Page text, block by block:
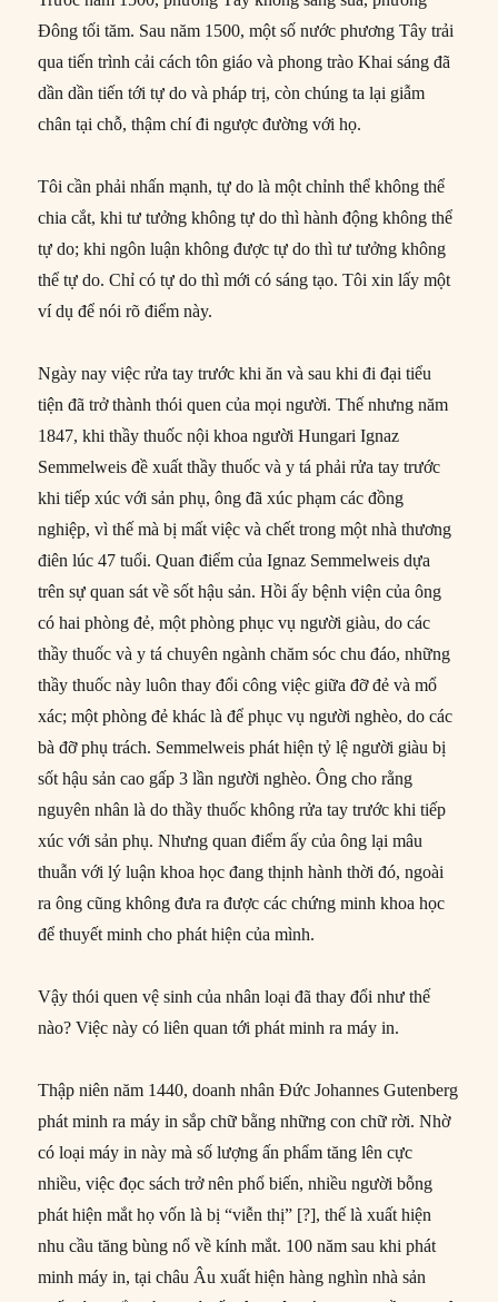
Đông tối tăm. Sau năm 1500, một số nước phương Tây trải
qua tiến trình cải cách tôn giáo và phong trào Khai sáng đã
dần dần tiến tới tự do và pháp trị, còn chúng ta lại giẫm
chân tại chỗ, thậm chí đi ngược đường với họ.
Tôi cần phải nhấn mạnh, tự do là một chỉnh thể không thể
chia cắt, khi tư tưởng không tự do thì hành động không thể
tự do; khi ngôn luận không được tự do thì tư tưởng không
thể tự do. Chỉ có tự do thì mới có sáng tạo. Tôi xin lấy một
ví dụ để nói rõ điểm này.
Ngày nay việc rửa tay trước khi ăn và sau khi đi đại tiểu
tiện đã trở thành thói quen của mọi người. Thế nhưng năm
1847, khi thầy thuốc nội khoa người Hungari Ignaz
Semmelweis đề xuất thầy thuốc và y tá phải rửa tay trước
khi tiếp xúc với sản phụ, ông đã xúc phạm các đồng
nghiệp, vì thế mà bị mất việc và chết trong một nhà thương
điên lúc 47 tuổi. Quan điểm của Ignaz Semmelweis dựa
trên sự quan sát về sốt hậu sản. Hồi ấy bệnh viện của ông
có hai phòng đẻ, một phòng phục vụ người giàu, do các
thầy thuốc và y tá chuyên ngành chăm sóc chu đáo, những
thầy thuốc này luôn thay đổi công việc giữa đỡ đẻ và mổ
xác; một phòng đẻ khác là để phục vụ người nghèo, do các
bà đỡ phụ trách. Semmelweis phát hiện tỷ lệ người giàu bị
sốt hậu sản cao gấp 3 lần người nghèo. Ông cho rằng
nguyên nhân là do thầy thuốc không rửa tay trước khi tiếp
xúc với sản phụ. Nhưng quan điểm ấy của ông lại mâu
thuẫn với lý luận khoa học đang thịnh hành thời đó, ngoài
ra ông cũng không đưa ra được các chứng minh khoa học
để thuyết minh cho phát hiện của mình.
Vậy thói quen vệ sinh của nhân loại đã thay đổi như thế
nào? Việc này có liên quan tới phát minh ra máy in.
Thập niên năm 1440, doanh nhân Đức Johannes Gutenberg
phát minh ra máy in sắp chữ bằng những con chữ rời. Nhờ
có loại máy in này mà số lượng ấn phẩm tăng lên cực
nhiều, việc đọc sách trở nên phổ biến, nhiều người bỗng
phát hiện mắt họ vốn là bị “viễn thị” [?], thế là xuất hiện
nhu cầu tăng bùng nổ về kính mắt. 100 năm sau khi phát
minh máy in, tại châu Âu xuất hiện hàng nghìn nhà sản